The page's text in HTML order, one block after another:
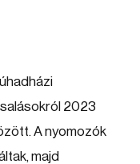
2023
A nyomozók
majd